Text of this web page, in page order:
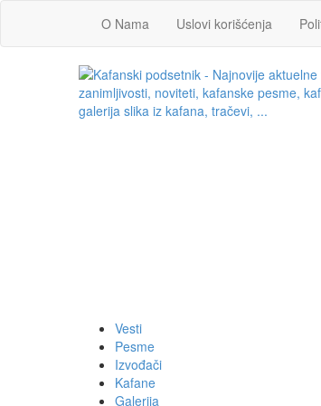
O Nama Uslovi korišćenja
Vesti
Pesme
Izvođači
Kafane
Galerija